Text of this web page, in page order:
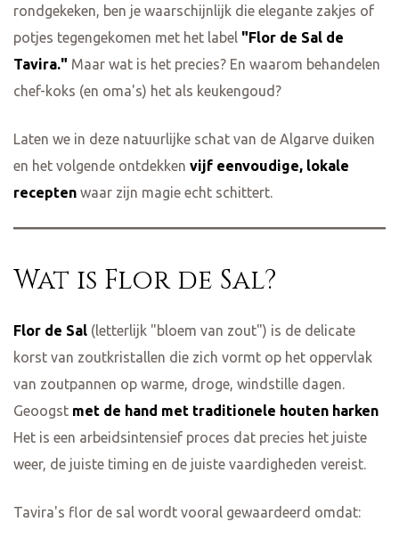
rondgekeken, ben je waarschijnlijk die elegante zakjes of
potjes tegengekomen met het label "Flor de Sal de
Tavira." Maar wat is het precies? En waarom behandelen
chef-koks (en oma's) het als keukengoud?
Laten we in deze natuurlijke schat van de Algarve duiken
en het volgende ontdekken vijf eenvoudige, lokale
recepten waar zijn magie echt schittert.
Wat is Flor de Sal?
Flor de Sal (letterlijk "bloem van zout") is de delicate
korst van zoutkristallen die zich vormt op het oppervlak
van zoutpannen op warme, droge, windstille dagen.
Geoogst met de hand met traditionele houten harken
Het is een arbeidsintensief proces dat precies het juiste
weer, de juiste timing en de juiste vaardigheden vereist.
Tavira's flor de sal wordt vooral gewaardeerd omdat: